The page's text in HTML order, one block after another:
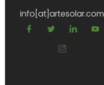
info[at]artesolar.com